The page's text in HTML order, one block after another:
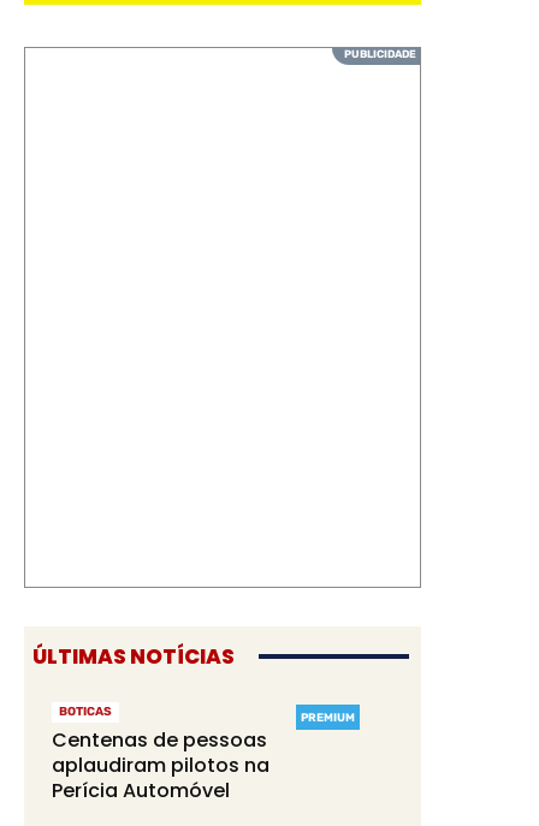
ÚLTIMAS NOTÍCIAS
PREMIUM
BOTICAS
Centenas de pessoas
aplaudiram pilotos na
Perícia Automóvel